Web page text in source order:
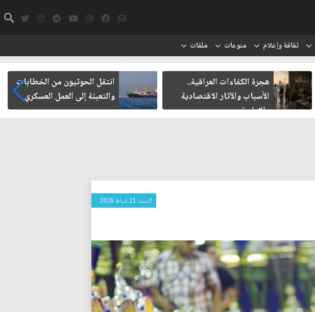
ثقافة وإعلام منوعات ملفات
هجرة الكفاءات العراقية..
الأسباب والآثار الاقتصادية
والإدارية
انتقل الحوثيون من الخطابات
والتعبئة إلى العمل العسكري
السبت 21 شباط 2026